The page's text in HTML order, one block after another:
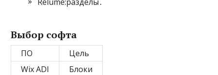
Выбор софта
ПО
Цель
Wix ADI
Блоки